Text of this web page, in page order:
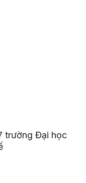
trường Đại học